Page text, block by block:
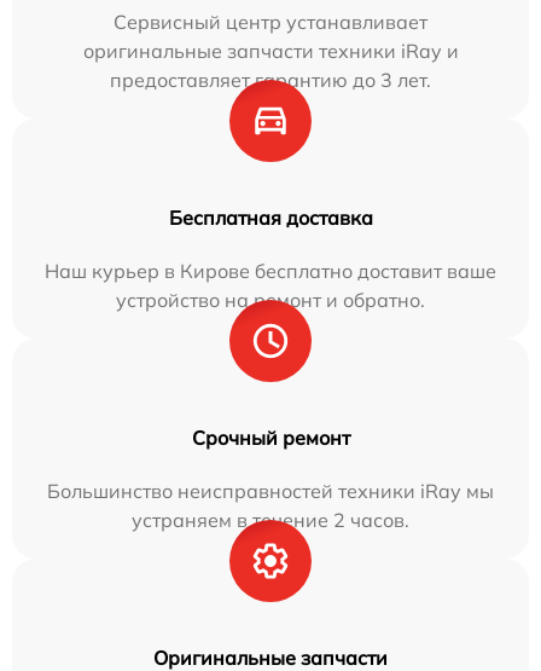
Сервисный центр устанавливает
оригинальные запчасти техники iRay и
предоставляет гарантию до 3 лет.
Бесплатная доставка
Наш курьер в Кирове бесплатно доставит ваше
устройство на ремонт и обратно.
Срочный ремонт
Большинство неисправностей техники iRay мы
устраняем в течение 2 часов.
Оригинальные запчасти